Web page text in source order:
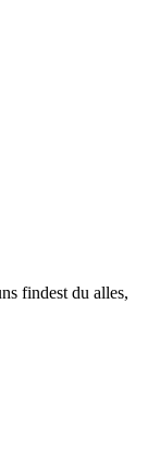
findest du alles,